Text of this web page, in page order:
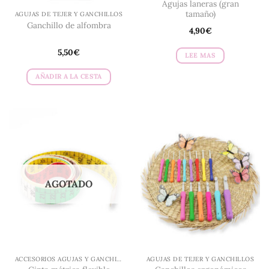
de
producto
de
producto
AGUJAS DE TEJER Y GANCHILLOS
Ganchillo de alfombra
5,50€
AÑADIR A LA CESTA
Agujas laneras (gran
tamaño)
4,90€
LEE MAS
AGOTADO
ACCESORIOS AGUJAS Y GANCHILLO AGUJAS DE TEJER Y GANCHILLOS